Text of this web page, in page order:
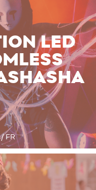
LED
FR